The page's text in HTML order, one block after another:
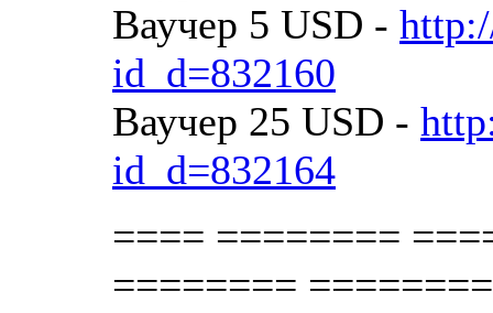
Ваучер 5 USD -
id_d=832160
Ваучер 25 USD -
id_d=832164
==== ========
========